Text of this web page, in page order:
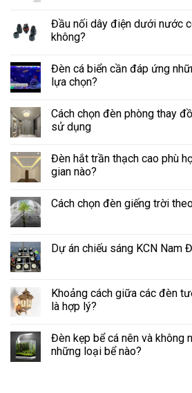
Đầu nối dây điện dưới nước
không?
Đèn cá biển cần đáp ứng
lựa chọn?
Cách chọn đèn phòng thay
sử dụng
Đèn hắt trần thạch cao phù
gian nào?
Cách chọn đèn giếng trời
Dự án chiếu sáng KCN Nam
Khoảng cách giữa các đèn
là hợp lý?
Đèn kẹp bể cá nên và không
những loại bể nào?